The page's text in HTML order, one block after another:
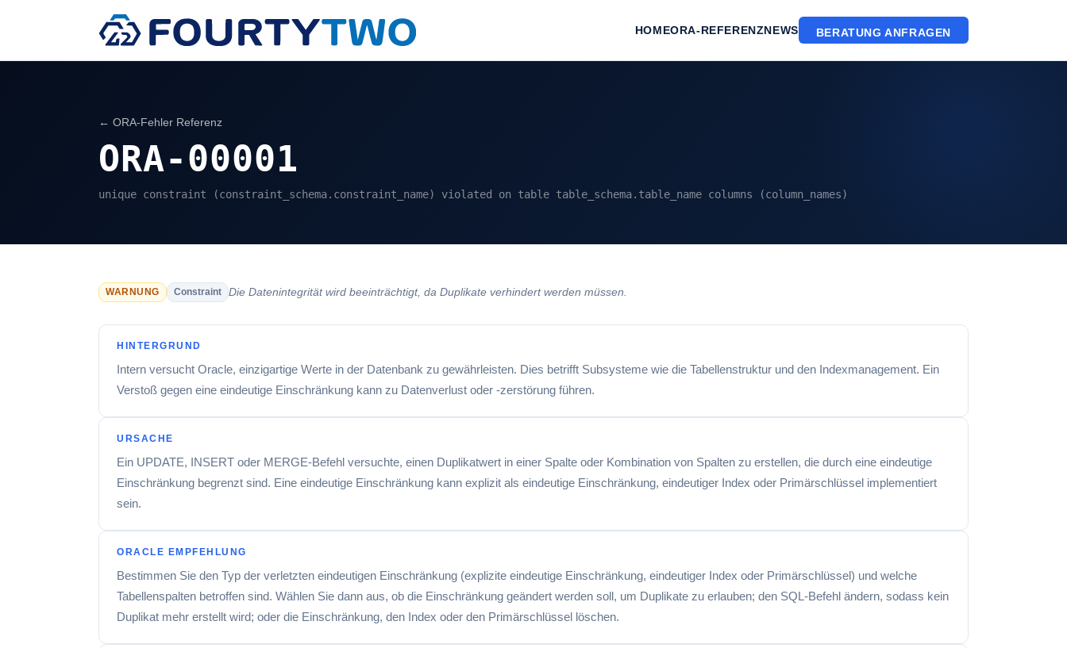
HOMEORA-REFERENZNEWS BERATUNG ANFRAGEN
← ORA-Fehler Referenz
ORA-00001
unique constraint (constraint_schema.constraint_name) violated on table table_schema.table_name columns (column_names)
WARNUNG Constraint Die Datenintegrität wird beeinträchtigt, da Duplikate verhindert werden müssen.
HINTERGRUND
Intern versucht Oracle, einzigartige Werte in der Datenbank zu gewährleisten. Dies betrifft Subsysteme wie die Tabellenstruktur und den Indexmanagement. Ein
Verstoß gegen eine eindeutige Einschränkung kann zu Datenverlust oder -zerstörung führen.
URSACHE
Ein UPDATE, INSERT oder MERGE-Befehl versuchte, einen Duplikatwert in einer Spalte oder Kombination von Spalten zu erstellen, die durch eine eindeutige
Einschränkung begrenzt sind. Eine eindeutige Einschränkung kann explizit als eindeutige Einschränkung, eindeutiger Index oder Primärschlüssel implementiert
sein.
ORACLE EMPFEHLUNG
Bestimmen Sie den Typ der verletzten eindeutigen Einschränkung (explizite eindeutige Einschränkung, eindeutiger Index oder Primärschlüssel) und welche
Tabellenspalten betroffen sind. Wählen Sie dann aus, ob die Einschränkung geändert werden soll, um Duplikate zu erlauben; den SQL-Befehl ändern, sodass kein
Duplikat mehr erstellt wird; oder die Einschränkung, den Index oder den Primärschlüssel löschen.